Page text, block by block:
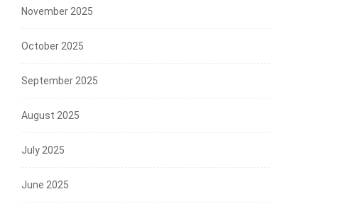
November 2025
October 2025
September 2025
August 2025
July 2025
June 2025